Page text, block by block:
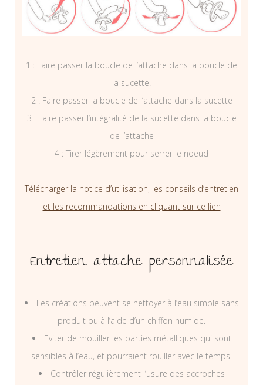
1 : Faire passer la boucle de l’attache dans la boucle de
la sucette.
2 : Faire passer la boucle de l’attache dans la sucette
3 : Faire passer l’intégralité de la sucette dans la boucle
de l’attache
4 : Tirer légèrement pour serrer le noeud
Télécharger la notice d’utilisation, les conseils d’entretien
et les recommandations en cliquant sur ce lien
Entretien attache personnalisée
Les créations peuvent se nettoyer à l’eau simple sans
produit ou à l’aide d’un chiffon humide.
Eviter de mouiller les parties métalliques qui sont
sensibles à l’eau, et pourraient rouiller avec le temps.
Contrôler régulièrement l’usure des accroches